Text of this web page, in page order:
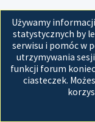
Używamy
statystycznych by
serwisu i pomóc w
utrzymywania
funkcji forum
ciasteczek.